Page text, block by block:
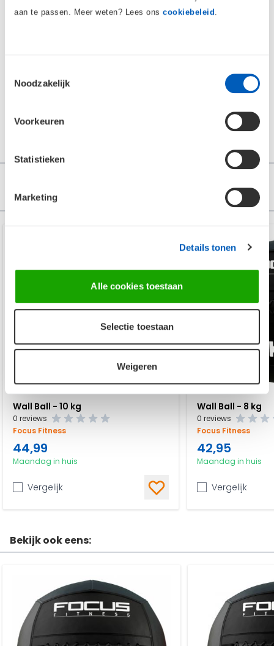
aan te passen. Meer weten? Lees ons cookiebeleid
Noodzakelijk
Voorkeuren
Statistieken
Marketing
Details tonen
Alle cookies toestaan
Selectie toestaan
Weigeren
3 sterren
Schrijf Review
Dit product heeft nog geen reviews
Gerelateerde blog posts
0 reviews
Wall Ball - 10 kg
Focus Fitness
44,99
Maandag in huis
Vergelijk
0 reviews
Wall Ball - 8 kg
Focus Fitness
42,95
Maandag in huis
Vergelijk
Bekijk ook eens: